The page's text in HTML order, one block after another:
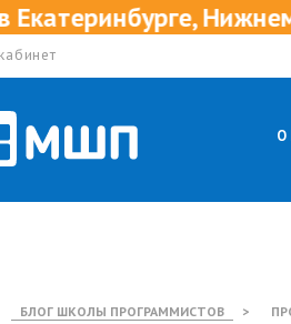
Нижнем Новгороде
О
БЛОГ ШКОЛЫ ПРОГРАММИСТОВ >